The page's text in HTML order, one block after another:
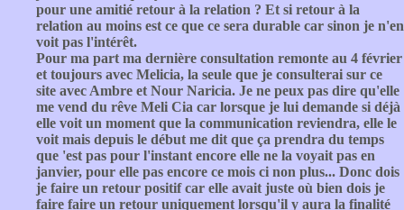
pour une amitié retour à la relation ? Et si retour à la
relation au moins est ce que ce sera durable car sinon je n'en
voit pas l'intérêt.
Pour ma part ma dernière consultation remonte au 4 février
et toujours avec Melicia, la seule que je consulterai sur ce
site avec Ambre et Nour Naricia. Je ne peux pas dire qu'elle
me vend du rêve Meli Cia car lorsque je lui demande si déjà
elle voit un moment que la communication reviendra, elle le
voit mais depuis le début me dit que ça prendra du temps
que 'est pas pour l'instant encore elle ne la voyait pas en
janvier, pour elle pas encore ce mois ci non plus... Donc dois
je faire un retour positif car elle avait juste où bien dois je
faire faire un retour uniquement lorsqu'il y aura la finalité